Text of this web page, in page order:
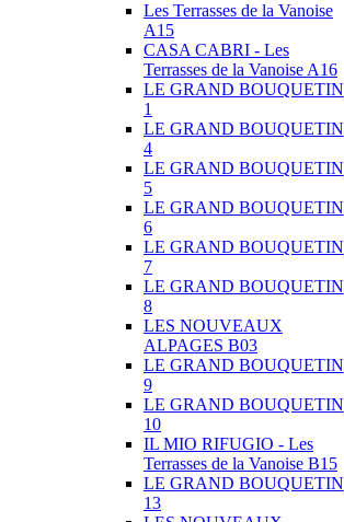
Les Terrasses de la Vanoise
A15
CASA CABRI - Les
Terrasses de la Vanoise A16
LE GRAND BOUQUETIN
1
LE GRAND BOUQUETIN
4
LE GRAND BOUQUETIN
5
LE GRAND BOUQUETIN
6
LE GRAND BOUQUETIN
7
LE GRAND BOUQUETIN
8
LES NOUVEAUX
ALPAGES B03
LE GRAND BOUQUETIN
9
LE GRAND BOUQUETIN
10
IL MIO RIFUGIO - Les
Terrasses de la Vanoise B15
LE GRAND BOUQUETIN
13